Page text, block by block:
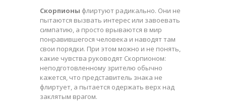
Скорпионы флиртуют радикально. Они не
пытаются вызвать интерес или завоевать
симпатию, а просто врываются в мир
понравившегося человека и наводят там
свои порядки. При этом можно и не понять,
какие чувства руководят Скорпионом:
неподготовленному зрителю обычно
кажется, что представитель знака не
флиртует, а пытается одержать верх над
заклятым врагом.